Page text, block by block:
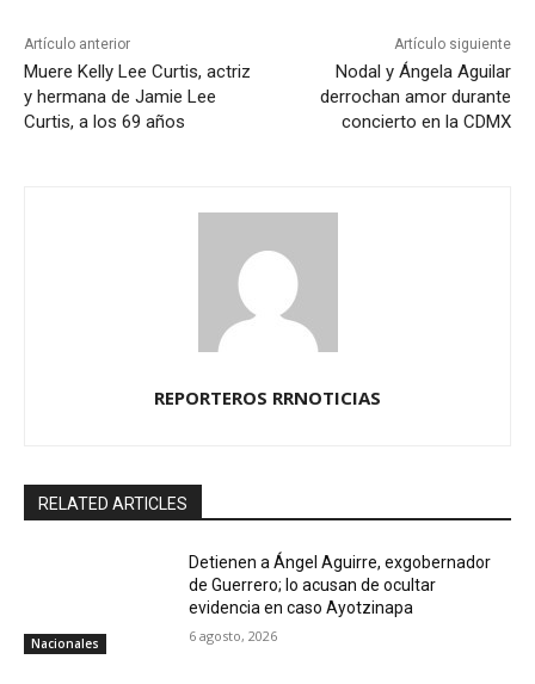
Artículo anterior
Muere Kelly Lee Curtis, actriz
y hermana de Jamie Lee
Curtis, a los 69 años
Artículo siguiente
Nodal y Ángela Aguilar
derrochan amor durante
concierto en la CDMX
REPORTEROS RRNOTICIAS
RELATED ARTICLES
Nacionales
Detienen a Ángel Aguirre, exgobernador
de Guerrero; lo acusan de ocultar
evidencia en caso Ayotzinapa
6 agosto, 2026